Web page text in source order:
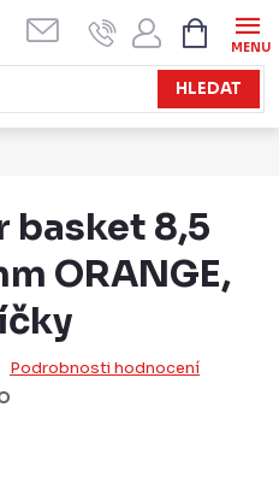
HLEDAT
KOŠÍK
basket 8,5
ORANGE,
Podrobnosti hodnocení